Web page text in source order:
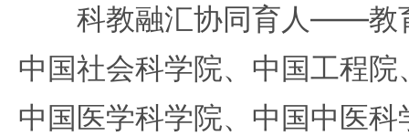
科教融汇协同育人——教
中国社会科学院、中国工程
中国医学科学院、中国中医科